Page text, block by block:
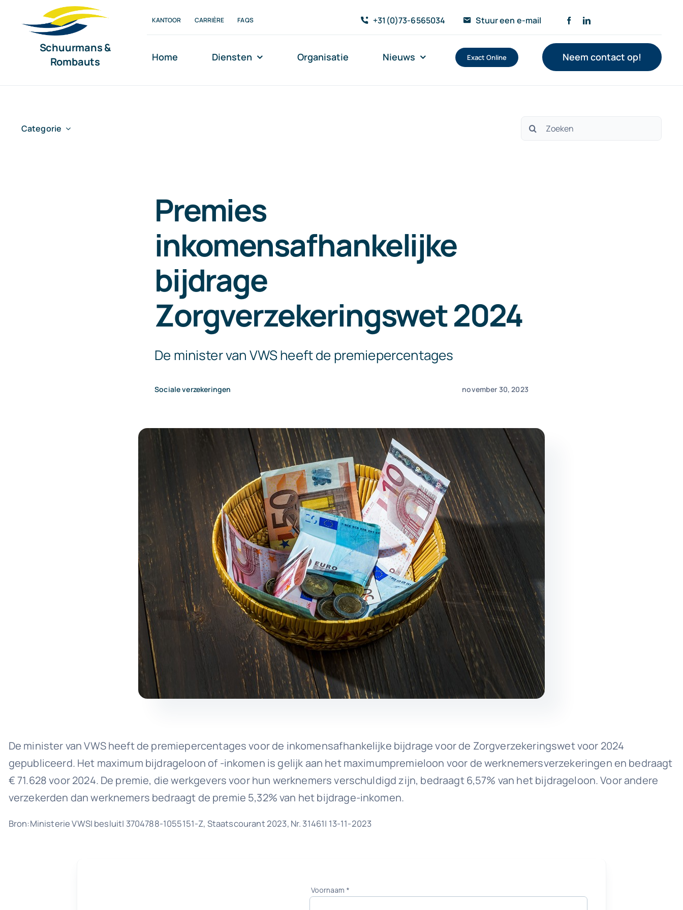
Schuurmans &
Rombauts
KANTOOR CARRIÈRE FAQS +31(0)73-6565034 Stuur een e-mail
Home Diensten Organisatie Nieuws Exact Online Neem contact op!
Categorie
Zoeken
Premies
inkomensafhankelijke
bijdrage
Zorgverzekeringswet 2024
De minister van VWS heeft de premiepercentages
Sociale verzekeringen november 30, 2023
De minister van VWS heeft de premiepercentages voor de inkomensafhankelijke bijdrage voor de Zorgverzekeringswet voor 2024
gepubliceerd. Het maximum bijdrageloon of -inkomen is gelijk aan het maximumpremieloon voor de werknemersverzekeringen en bedraagt
€ 71.628 voor 2024. De premie, die werkgevers voor hun werknemers verschuldigd zijn, bedraagt 6,57% van het bijdrageloon. Voor andere
verzekerden dan werknemers bedraagt de premie 5,32% van het bijdrage-inkomen.
Bron:Ministerie VWS| besluit| 3704788-1055151-Z, Staatscourant 2023, Nr. 31461| 13-11-2023